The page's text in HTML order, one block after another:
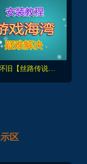
经典怀旧【丝路传说】255级修复完善，任务地图全部祝福完毕+20套强化+混合跑商觉醒技能+GM工具及命令
区